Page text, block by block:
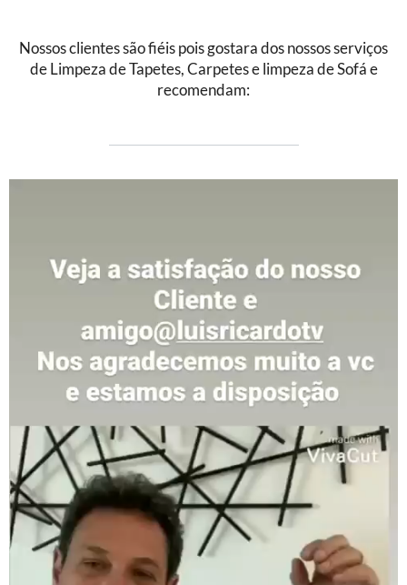
Nossos clientes são fiéis pois gostara dos nossos serviços
de Limpeza de Tapetes, Carpetes e limpeza de Sofá e
recomendam: